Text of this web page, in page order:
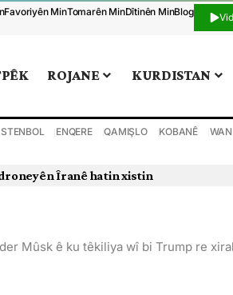
Favoriyên MinTomarên MinDîtinên MinBlog
ROJANE KURDISTAN
STENBOL ENQERE QAMIŞLO KOBANÊ WAN
Îranê hatin xistin
Mûsk ê ku têkiliya wî bi Trump re